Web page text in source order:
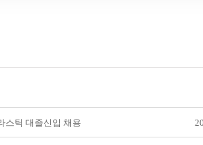
스틱 대졸신입 채용